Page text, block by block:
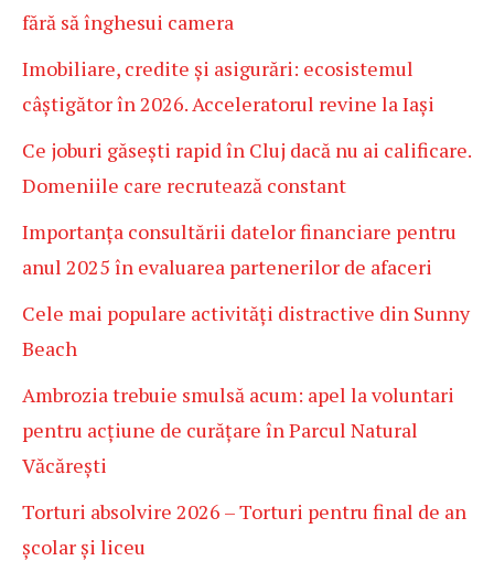
fără să înghesui camera
Imobiliare, credite și asigurări: ecosistemul
câștigător în 2026. Acceleratorul revine la Iași
Ce joburi găsești rapid în Cluj dacă nu ai calificare.
Domeniile care recrutează constant
Importanța consultării datelor financiare pentru
anul 2025 în evaluarea partenerilor de afaceri
Cele mai populare activități distractive din Sunny
Beach
Ambrozia trebuie smulsă acum: apel la voluntari
pentru acțiune de curățare în Parcul Natural
Văcărești
Torturi absolvire 2026 – Torturi pentru final de an
școlar și liceu